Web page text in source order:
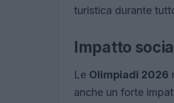
turistica durante
Impatto
Le Olimpiadi 2026
anche un forte